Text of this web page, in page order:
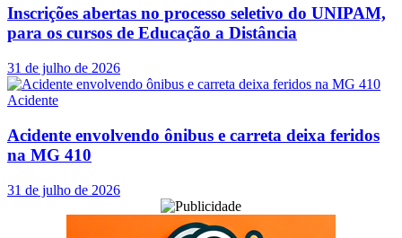
Inscrições abertas no processo seletivo do UNIPAM,
para os cursos de Educação a Distância
31 de julho de 2026
Acidente
Acidente envolvendo ônibus e carreta deixa feridos
na MG 410
31 de julho de 2026